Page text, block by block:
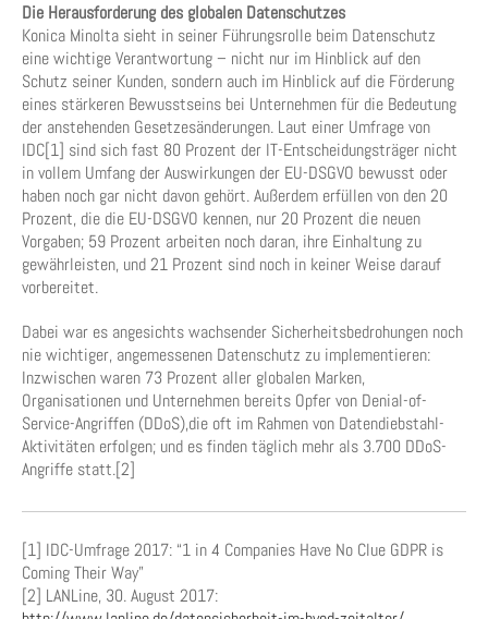
Die Herausforderung des globalen Datenschutzes
Konica Minolta sieht in seiner Führungsrolle beim Datenschutz
eine wichtige Verantwortung – nicht nur im Hinblick auf den
Schutz seiner Kunden, sondern auch im Hinblick auf die Förderung
eines stärkeren Bewusstseins bei Unternehmen für die Bedeutung
der anstehenden Gesetzesänderungen. Laut einer Umfrage von
IDC[1] sind sich fast 80 Prozent der IT-Entscheidungsträger nicht
in vollem Umfang der Auswirkungen der EU-DSGVO bewusst oder
haben noch gar nicht davon gehört. Außerdem erfüllen von den 20
Prozent, die die EU-DSGVO kennen, nur 20 Prozent die neuen
Vorgaben; 59 Prozent arbeiten noch daran, ihre Einhaltung zu
gewährleisten, und 21 Prozent sind noch in keiner Weise darauf
vorbereitet.
Dabei war es angesichts wachsender Sicherheitsbedrohungen noch
nie wichtiger, angemessenen Datenschutz zu implementieren:
Inzwischen waren 73 Prozent aller globalen Marken,
Organisationen und Unternehmen bereits Opfer von Denial-of-
Service-Angriffen (DDoS),die oft im Rahmen von Datendiebstahl-
Aktivitäten erfolgen; und es finden täglich mehr als 3.700 DDoS-
Angriffe statt.[2]
[1] IDC-Umfrage 2017: “1 in 4 Companies Have No Clue GDPR is
Coming Their Way”
[2] LANLine, 30. August 2017: